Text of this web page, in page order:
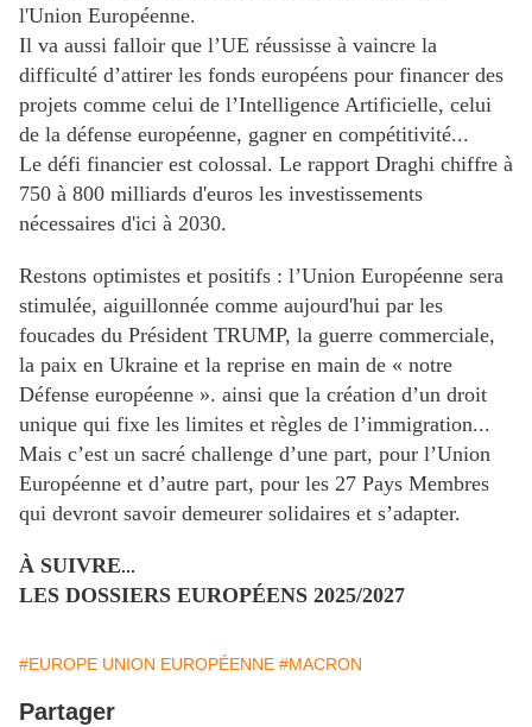
l'Union Européenne.
Il va aussi falloir que l’UE réussisse à vaincre la
difficulté d’attirer les fonds européens pour financer des
projets comme celui de l’Intelligence Artificielle, celui
de la défense européenne, gagner en compétitivité...
Le défi financier est colossal. Le rapport Draghi chiffre à
750 à 800 milliards d'euros les investissements
nécessaires d'ici à 2030.
Restons optimistes et positifs : l’Union Européenne sera
stimulée, aiguillonnée comme aujourd'hui par les
foucades du Président TRUMP, la guerre commerciale,
la paix en Ukraine et la reprise en main de « notre
Défense européenne ». ainsi que la création d’un droit
unique qui fixe les limites et règles de l’immigration...
Mais c’est un sacré challenge d’une part, pour l’Union
Européenne et d’autre part, pour les 27 Pays Membres
qui devront savoir demeurer solidaires et s’adapter.
À SUIVRE...
LES DOSSIERS EUROPÉENS 2025/2027
#EUROPE UNION EUROPÉENNE #MACRON
Partager